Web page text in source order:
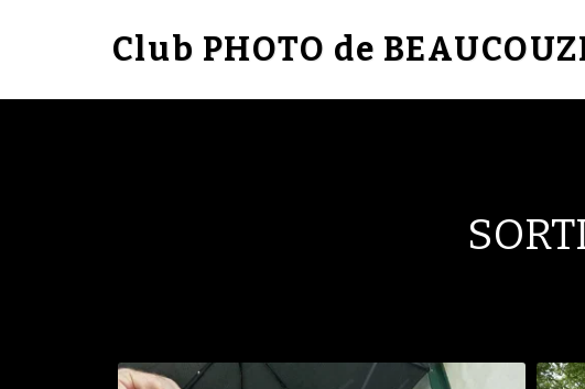
Club PHOTO de